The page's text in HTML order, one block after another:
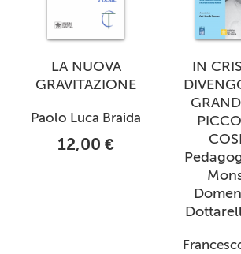
LA NUOVA
GRAVITAZIONE
Paolo Luca Braida
12,00 €
IN